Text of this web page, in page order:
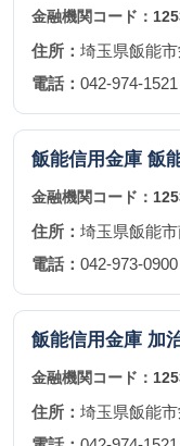
金融機関コード：
住所： 埼玉県飯能
電話： 042-974-1521
飯能信用金庫 飯
金融機関コード：
住所： 埼玉県飯能
電話： 042-973-0900
飯能信用金庫 加
金融機関コード：
住所： 埼玉県飯能市